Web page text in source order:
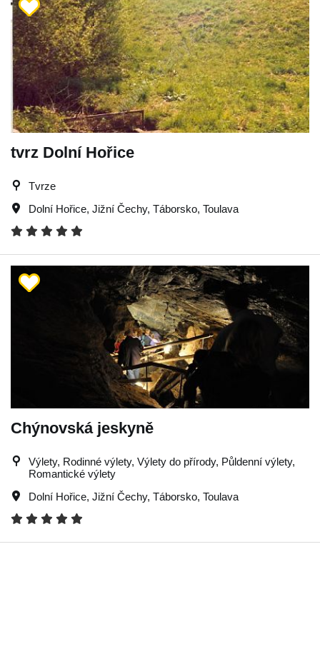
tvrz Dolní Hořice
Tvrze
Dolní Hořice, Jižní Čechy, Táborsko, Toulava
Chýnovská jeskyně
Výlety, Rodinné výlety, Výlety do přírody, Půldenní výlety,
Romantické výlety
Dolní Hořice, Jižní Čechy, Táborsko, Toulava